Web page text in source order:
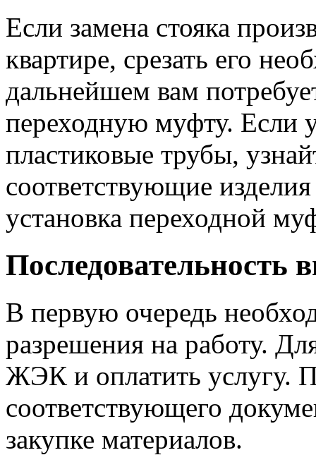
Если замена стояка
квартире, срезать его
дальнейшем вам
переходную муфту. Если
пластиковые трубы,
соответствующие
установка переходной
Последовательность
В первую очередь
разрешения на работу.
ЖЭК и оплатить услугу.
соответствующего
закупке материалов.